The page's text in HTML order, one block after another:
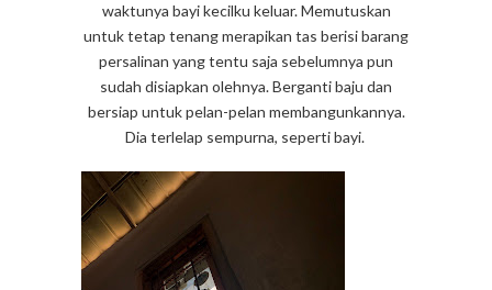
waktunya bayi kecilku keluar. Memutuskan
untuk tetap tenang merapikan tas berisi barang
persalinan yang tentu saja sebelumnya pun
sudah disiapkan olehnya. Berganti baju dan
bersiap untuk pelan-pelan membangunkannya.
Dia terlelap sempurna, seperti bayi.